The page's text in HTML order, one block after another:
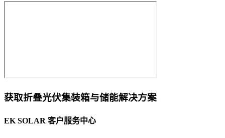
获取折叠光伏集装箱与储能解决方案
EK SOLAR 客户服务中心